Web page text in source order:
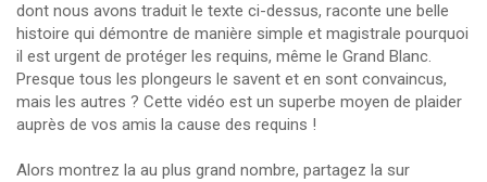
dont nous avons traduit le texte ci-dessus, raconte une belle
histoire qui démontre de manière simple et magistrale pourquoi
il est urgent de protéger les requins, même le Grand Blanc.
Presque tous les plongeurs le savent et en sont convaincus,
mais les autres ? Cette vidéo est un superbe moyen de plaider
auprès de vos amis la cause des requins !
Alors montrez la au plus grand nombre, partagez la sur